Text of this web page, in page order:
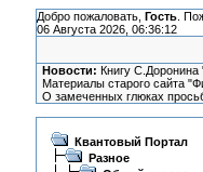
Добро пожаловать, Гость.
06 Августа 2026, 06:36:12
Новости: Книгу С.Доронина
Материалы старого сайта
О замеченных глюках
Квантовый Портал
Разное